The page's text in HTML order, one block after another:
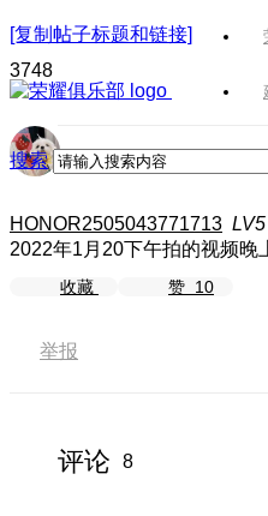
搜索
[复制帖子标题和链接]
3748
HONOR2505043771713 LV5
2022年1月20下午拍的视频晚
收藏 赞 10
举报
评论 8